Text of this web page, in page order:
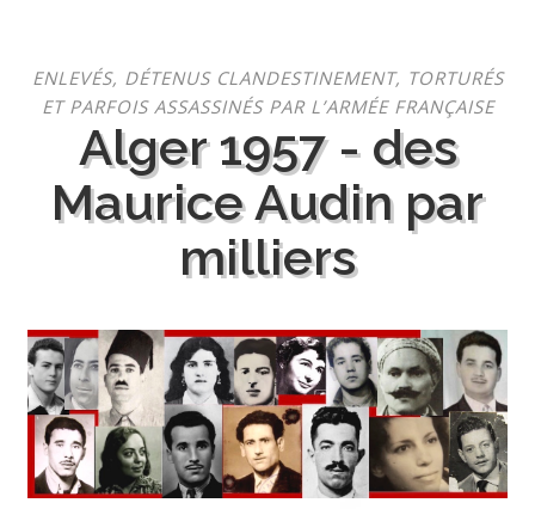
contenu
ENLEVÉS, DÉTENUS CLANDESTINEMENT, TORTURÉS
ET PARFOIS ASSASSINÉS PAR L’ARMÉE FRANÇAISE
Alger 1957 - des
Maurice Audin par
milliers